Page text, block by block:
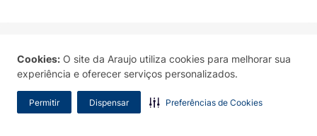
Cookies: O site da Araujo utiliza cookies para melhorar sua
experiência e oferecer serviços personalizados.
Permitir Dispensar Preferências de Cookies
Sobre a Araujo
Araujo Manipulação